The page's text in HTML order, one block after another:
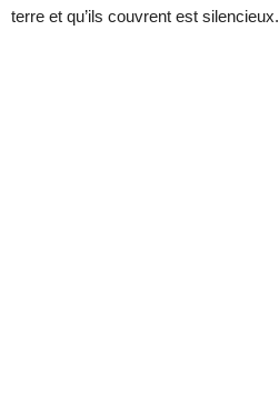
terre et qu’ils couvrent est silencieux.